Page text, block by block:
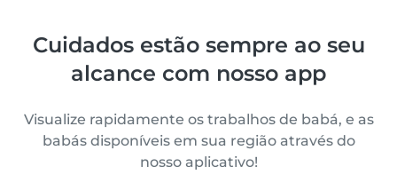
Cuidados estão sempre ao seu
alcance com nosso app
Visualize rapidamente os trabalhos de babá, e as
babás disponíveis em sua região através do
nosso aplicativo!